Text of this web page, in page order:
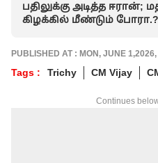
பதிலுக்கு அடித்த ஈரான்;
கிழக்கில் மீண்டும் போரா.?
PUBLISHED AT : MON, JUNE
Tags : Trichy CM Vijay
Continues